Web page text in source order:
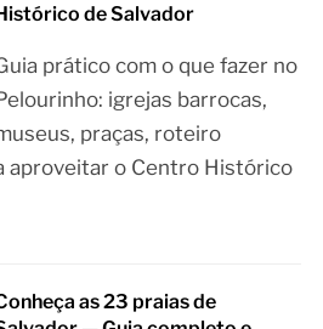
de Salvador
prático com o que fazer no
igrejas barrocas,
praças, roteiro
aproveitar o Centro Histórico
as 23 praias de